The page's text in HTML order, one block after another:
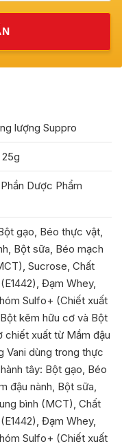
lượng Suppro
Dược Phẩm
gạo, Béo thực vật,
Bột sữa, Béo mạch
Sucrose, Chất
Đạm Whey,
Sulfo+ (Chiết xuất
kẽm hữu cơ và Bột
chiết xuất từ Mầm đậu
Vani dùng trong thực
tây: Bột gạo, Béo
đậu nành, Bột sữa,
bình (MCT), Chất
Đạm Whey,
Sulfo+ (Chiết xuất